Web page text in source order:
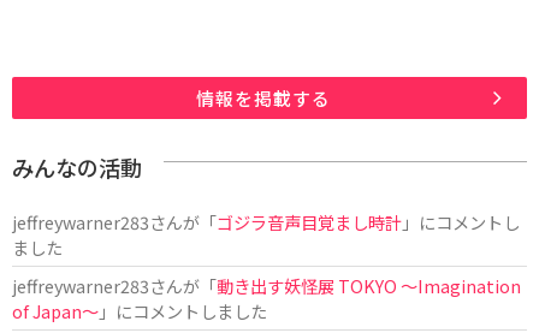
情報を掲載する
みんなの活動
jeffreywarner283さんが「ゴジラ音声目覚まし時計」にコメントし
ました
jeffreywarner283さんが「動き出す妖怪展 TOKYO 〜Imagination
of Japan〜」にコメントしました